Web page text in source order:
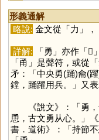
形義通解
略說: 金文從「力 」，
詳解: 「勇 」亦作「𢦨
「甬 」是聲符，或從「
矛：「中央勇(踊)龠(
鏜，踊躍用兵。」又表
《說文》：「勇，
恿，古文勇从心。」
書．道術》：「持節